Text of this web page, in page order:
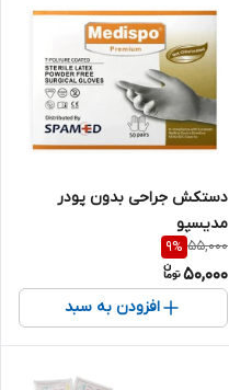
دستکش جراحی بدون پودر
مدیسپو
55,000
9%
50,000
افزودن به سبد